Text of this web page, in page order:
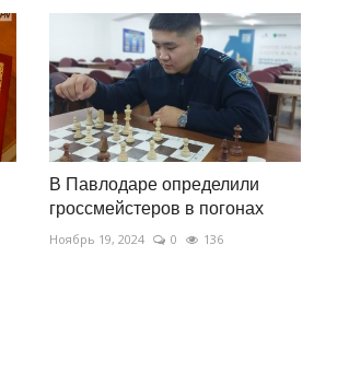
В Павлодаре определили
гроссмейстеров в погонах
Ноябрь 19, 2024 0 136